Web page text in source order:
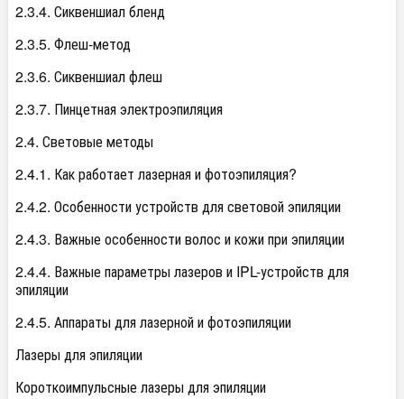
2.3.4. Сиквеншиал бленд
2.3.5. Флеш-метод
2.3.6. Сиквеншиал флеш
2.3.7. Пинцетная электроэпиляция
2.4. Световые методы
2.4.1. Как работает лазерная и фотоэпиляция?
2.4.2. Особенности устройств для световой эпиляции
2.4.3. Важные особенности волос и кожи при эпиляции
2.4.4. Важные параметры лазеров и IPL-устройств для
эпиляции
2.4.5. Аппараты для лазерной и фотоэпиляции
Лазеры для эпиляции
Короткоимпульсные лазеры для эпиляции